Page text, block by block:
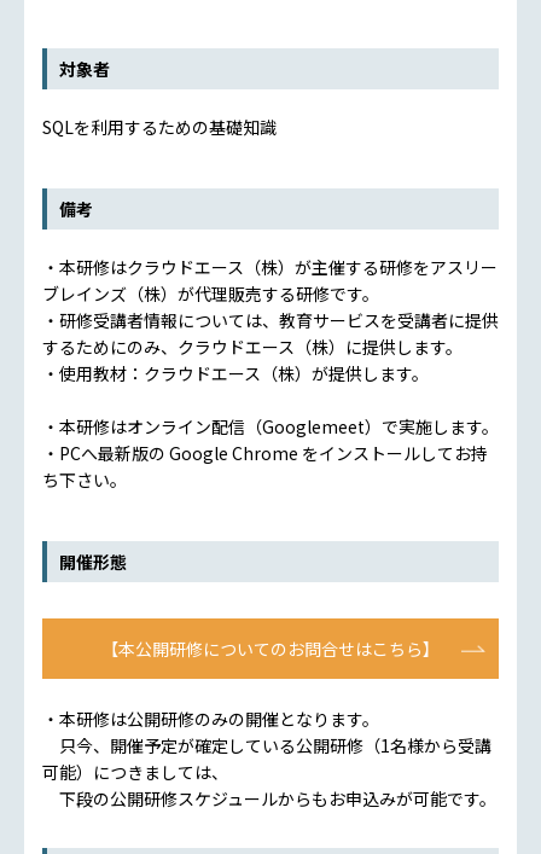
対象者
SQLを利用するための基礎知識
備考
・本研修はクラウドエース（株）が主催する研修をアスリー
ブレインズ（株）が代理販売する研修です。
・研修受講者情報については、教育サービスを受講者に提供
するためにのみ、クラウドエース（株）に提供します。
・使用教材：クラウドエース（株）が提供します。
・本研修はオンライン配信（Googlemeet）で実施します。
・PCへ最新版の Google Chrome をインストールしてお持
ち下さい。
開催形態
【本公開研修についてのお問合せはこちら】
・本研修は公開研修のみの開催となります。
只今、開催予定が確定している公開研修（1名様から受講
可能）につきましては、
下段の公開研修スケジュールからもお申込みが可能です。